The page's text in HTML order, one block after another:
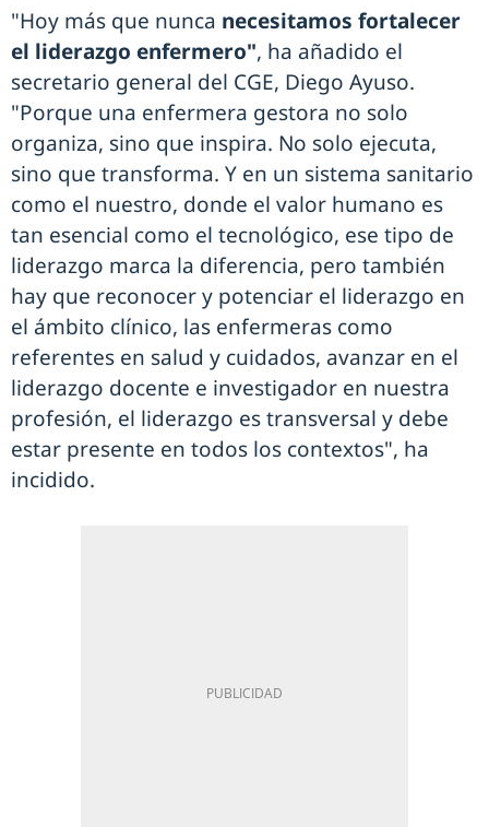
"Hoy más que nunca necesitamos fortalecer
el liderazgo enfermero", ha añadido el
secretario general del CGE, Diego Ayuso.
"Porque una enfermera gestora no solo
organiza, sino que inspira. No solo ejecuta,
sino que transforma. Y en un sistema sanitario
como el nuestro, donde el valor humano es
tan esencial como el tecnológico, ese tipo de
liderazgo marca la diferencia, pero también
hay que reconocer y potenciar el liderazgo en
el ámbito clínico, las enfermeras como
referentes en salud y cuidados, avanzar en el
liderazgo docente e investigador en nuestra
profesión, el liderazgo es transversal y debe
estar presente en todos los contextos", ha
incidido.